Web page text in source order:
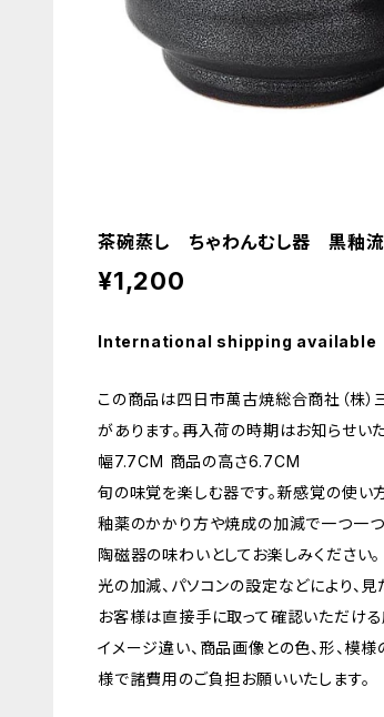
茶碗蒸し ちゃわんむし器 黒釉
¥1,200
International shipping available
この商品は四日市萬古焼総合商社（株）
があります。再入荷の時期はお知らせい
幅7.7CM 商品の高さ6.7CM
旬の味覚を楽しむ器です。新感覚の使い
釉薬のかかり方や焼成の加減で一つ一つ
陶磁器の味わいとしてお楽しみください。
光の加減、パソコンの設定などにより、
お客様は直接手に取って確認いただけ
イメージ違い、商品画像との色、形、模
様で諸費用のご負担お願いいたします。